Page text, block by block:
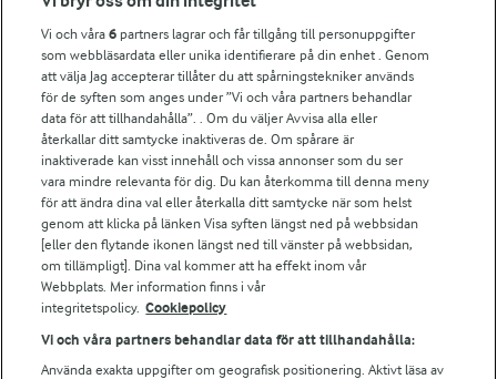
För ägare
Arlas kundportal
Arla.com
Falbygdens Ost
Arla webbshop
Bildbank
Följ oss
Vi och våra6 partners lagrar och får tillgång till personuppgifter
som webbläsardata eller unika identifierare på din enhet . Genom
att välja Jag accepterar tillåter du att spårningstekniker används
för de syften som anges under ”Vi och våra partners behandlar
data för att tillhandahålla”. . Om du väljer Avvisa alla eller
återkallar ditt samtycke inaktiveras de. Om spårare är
inaktiverade kan visst innehåll och vissa annonser som du ser
vara mindre relevanta för dig. Du kan återkomma till denna meny
för att ändra dina val eller återkalla ditt samtycke när som helst
genom att klicka på länken Visa syften längst ned på webbsidan
[eller den flytande ikonen längst ned till vänster på webbsidan,
om tillämpligt]. Dina val kommer att ha effekt inom vår
Webbplats. Mer information finns i vår
integritetspolicy. Cookiepolicy
Vi och våra partners behandlar data för att tillhandahålla:
Använda exakta uppgifter om geografisk positionering. Aktivt läsa av